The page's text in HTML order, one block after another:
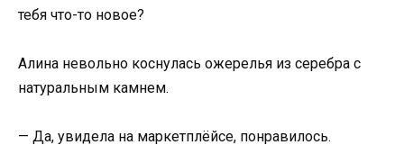
тебя что-то новое?
Алина невольно коснулась ожерелья из серебра с
натуральным камнем.
— Да, увидела на маркетплёйсе, понравилось.